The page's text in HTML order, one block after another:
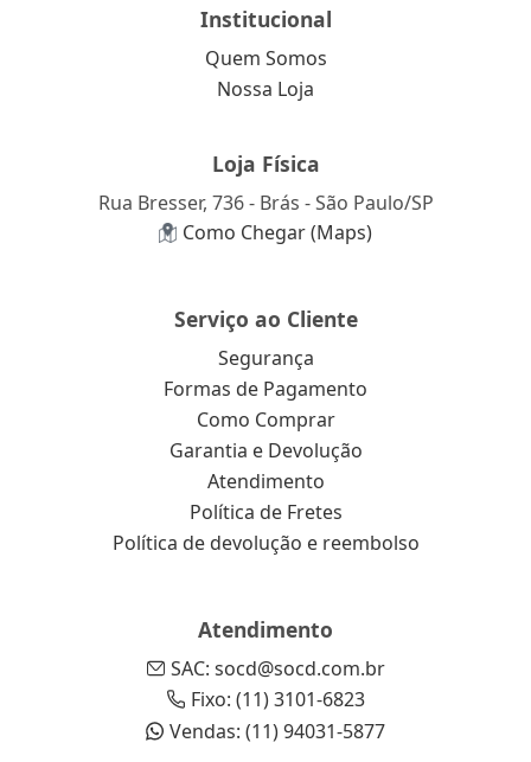
Institucional
Quem Somos
Nossa Loja
Loja Física
Rua Bresser, 736 - Brás - São Paulo/SP
Como Chegar (Maps)
Serviço ao Cliente
Segurança
Formas de Pagamento
Como Comprar
Garantia e Devolução
Atendimento
Política de Fretes
Política de devolução e reembolso
Atendimento
SAC: socd@socd.com.br
Fixo: (11) 3101-6823
Vendas: (11) 94031-5877